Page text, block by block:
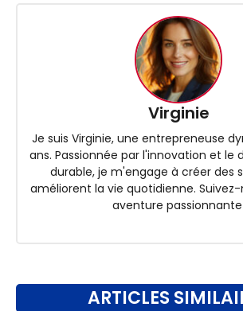
Virginie
Je suis Virginie, une entrepreneuse
ans. Passionnée par l'innovation et le
durable, je m'engage à créer des
améliorent la vie quotidienne.
aventure
ARTICLES